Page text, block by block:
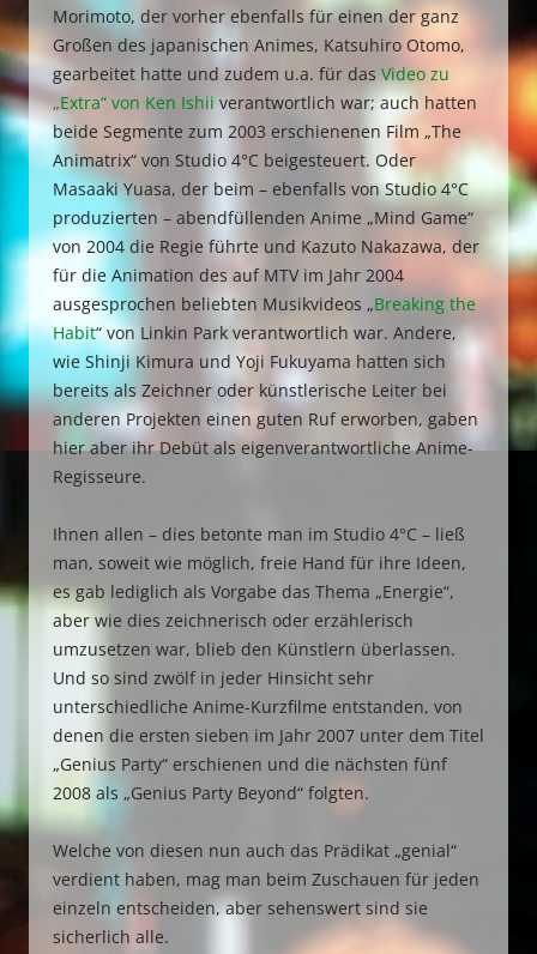
Morimoto, der vorher ebenfalls für einen der ganz
Großen des japanischen Animes, Katsuhiro Otomo,
gearbeitet hatte und zudem u.a. für das Video zu
„Extra“ von Ken Ishiiverantwortlich war; auch hatten
beide Segmente zum 2003 erschienenen Film „The
Animatrix“ von Studio 4°C beigesteuert. Oder
Masaaki Yuasa, der beim – ebenfalls von Studio 4°C
produzierten – abendfüllenden Anime „Mind Game“
von 2004 die Regie führte und Kazuto Nakazawa, der
für die Animation des auf MTV im Jahr 2004
ausgesprochen beliebten Musikvideos „Breaking the
Habit“ von Linkin Park verantwortlich war. Andere,
wie Shinji Kimura und Yoji Fukuyama hatten sich
bereits als Zeichner oder künstlerische Leiter bei
anderen Projekten einen guten Ruf erworben, gaben
hier aber ihr Debüt als eigenverantwortliche Anime-
Regisseure.
Ihnen allen – dies betonte man im Studio 4°C – ließ
man, soweit wie möglich, freie Hand für ihre Ideen,
es gab lediglich als Vorgabe das Thema „Energie“,
aber wie dies zeichnerisch oder erzählerisch
umzusetzen war, blieb den Künstlern überlassen.
Und so sind zwölf in jeder Hinsicht sehr
unterschiedliche Anime-Kurzfilme entstanden, von
denen die ersten sieben im Jahr 2007 unter dem Titel
„Genius Party“ erschienen und die nächsten fünf
2008 als „Genius Party Beyond“ folgten.
Welche von diesen nun auch das Prädikat „genial“
verdient haben, mag man beim Zuschauen für jeden
einzeln entscheiden, aber sehenswert sind sie
sicherlich alle.